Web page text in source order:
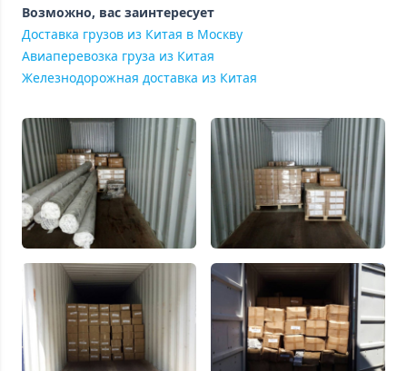
Возможно, вас заинтересует
Доставка грузов из Китая в Москву
Авиаперевозка груза из Китая
Железнодорожная доставка из Китая